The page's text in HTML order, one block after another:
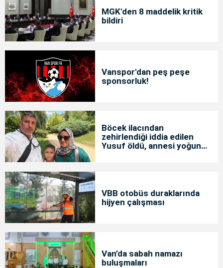
MGK'den 8 maddelik kritik
bildiri
Vanspor'dan peş peşe
sponsorluk!
Böcek ilacından
zehirlendiği iddia edilen
Yusuf öldü, annesi yoğun
VBB otobüs duraklarında
hijyen çalışması
Van’da sabah namazı
buluşmaları